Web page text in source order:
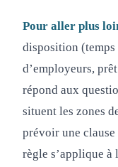
Pour aller plus
disposition (temps
d’employeurs,
répond aux
situent les zones
prévoir une
règle s’applique